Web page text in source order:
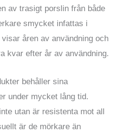
av trasigt porslin från både
smycket infattas i
åren av användning och
kvar efter år av användning.
behåller sina
under mycket lång tid.
utan är resistenta mot all
är de mörkare än